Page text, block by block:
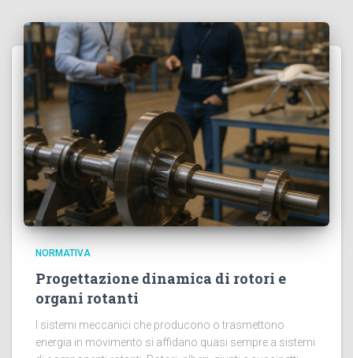
NORMATIVA
Progettazione dinamica di rotori e
organi rotanti
I sistemi meccanici che producono o trasmettono
energia in movimento si affidano quasi sempre a sistemi